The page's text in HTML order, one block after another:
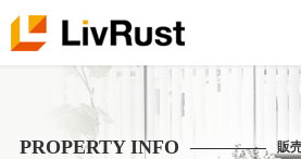
PROPERTY INFO 販